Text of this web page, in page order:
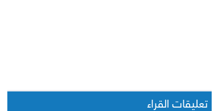
تعليقات القراء